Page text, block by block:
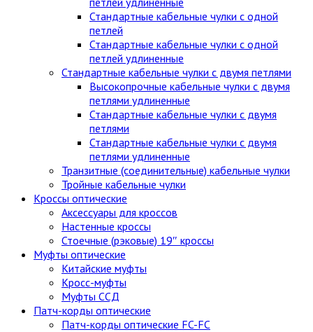
Стандартные кабельные чулки с одной
петлей
Стандартные кабельные чулки с одной
петлей удлиненные
Стандартные кабельные чулки с двумя петлями
Высокопрочные кабельные чулки с двумя
петлями удлиненные
Стандартные кабельные чулки с двумя
петлями
Стандартные кабельные чулки с двумя
петлями удлиненные
Транзитные (соединительные) кабельные чулки
Тройные кабельные чулки
Кроссы оптические
Аксессуары для кроссов
Настенные кроссы
Стоечные (рэковые) 19″ кроссы
Муфты оптические
Китайские муфты
Кросс-муфты
Муфты ССД
Патч-корды оптические
Патч-корды оптические FC-FC